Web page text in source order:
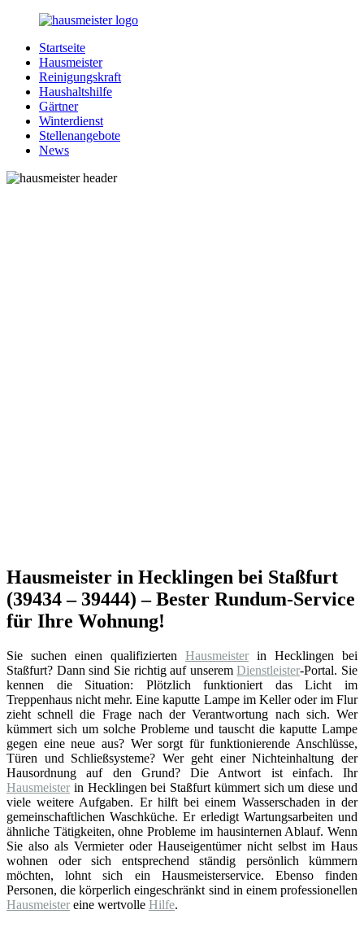
Zurück
Inhalt
Hausmeister.de
Alles
rund
Ihren
Haushalt
Startseite
Hausmeister
Reinigungskraft
Haushaltshilfe
Gärtner
Winterdienst
Stellenangebote
News
Hausmeister in Hecklingen bei Staßfurt
(39434 – 39444) – Bester Rundum-Service
für Ihre Wohnung!
Sie suchen einen qualifizierten Hausmeister in Hecklingen bei
Staßfurt? Dann sind Sie richtig auf unseremDienstleister-Portal. Sie
kennen die Situation: Plötzlich funktioniert das Licht im
Treppenhaus nicht mehr. Eine kaputte Lampe im Keller oder im Flur
zieht schnell die Frage nach der Verantwortung nach sich. Wer
kümmert sich um solche Probleme und tauscht die kaputte Lampe
gegen eine neue aus? Wer sorgt für funktionierende Anschlüsse,
Türen und Schließsysteme? Wer geht einer Nichteinhaltung der
Hausordnung auf den Grund? Die Antwort ist einfach. Ihr
Hausmeister in Hecklingen bei Staßfurt kümmert sich um diese und
viele weitere Aufgaben. Er hilft bei einem Wasserschaden in der
gemeinschaftlichen Waschküche. Er erledigt Wartungsarbeiten und
ähnliche Tätigkeiten, ohne Probleme im hausinternen Ablauf. Wenn
Sie also als Vermieter oder Hauseigentümer nicht selbst im Haus
wohnen oder sich entsprechend ständig persönlich kümmern
möchten, lohnt sich ein Hausmeisterservice. Ebenso finden
Personen, die körperlich eingeschränkt sind in einem professionellen
Hausmeister eine wertvolle Hilfe.